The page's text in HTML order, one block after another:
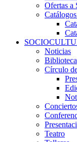
Ofertas a
Noticias
Biblioteca
Círculo
Teatro